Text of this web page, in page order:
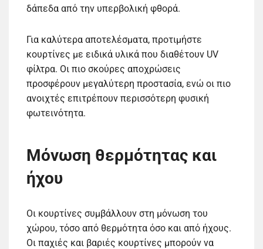
δάπεδα από την υπερβολική φθορά.
Για καλύτερα αποτελέσματα, προτιμήστε
κουρτίνες με ειδικά υλικά που διαθέτουν UV
φίλτρα. Οι πιο σκούρες αποχρώσεις
προσφέρουν μεγαλύτερη προστασία, ενώ οι πιο
ανοιχτές επιτρέπουν περισσότερη φυσική
φωτεινότητα.
Μόνωση θερμότητας και
ήχου
Οι κουρτίνες συμβάλλουν στη μόνωση του
χώρου, τόσο από θερμότητα όσο και από ήχους.
Οι παχιές και βαριές κουρτίνες μπορούν να